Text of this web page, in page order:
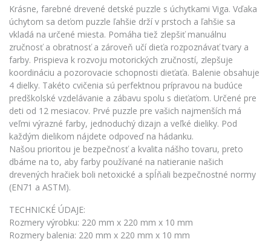
Krásne, farebné drevené detské puzzle s úchytkami Viga. Vďaka
úchytom sa deťom puzzle ľahšie drží v prstoch a ľahšie sa
vkladá na určené miesta. Pomáha tiež zlepšiť manuálnu
zručnosť a obratnosť a zároveň učí dieťa rozpoznávať tvary a
farby. Prispieva k rozvoju motorických zručností, zlepšuje
koordináciu a pozorovacie schopnosti dieťaťa. Balenie obsahuje
4 dielky. Takéto cvičenia sú perfektnou prípravou na budúce
predškolské vzdelávanie a zábavu spolu s dieťaťom. Určené pre
deti od 12 mesiacov. Prvé puzzle pre vašich najmenších má
veľmi výrazné farby, jednoduchý dizajn a veľké dieliky. Pod
každým dielikom nájdete odpoveď na hádanku.
Našou prioritou je bezpečnosť a kvalita nášho tovaru, preto
dbáme na to, aby farby používané na natieranie našich
drevených hračiek boli netoxické a spĺňali bezpečnostné normy
(EN71 a ASTM).
TECHNICKÉ ÚDAJE:
Rozmery výrobku: 220 mm x 220 mm x 10 mm
Rozmery balenia: 220 mm x 220 mm x 10 mm